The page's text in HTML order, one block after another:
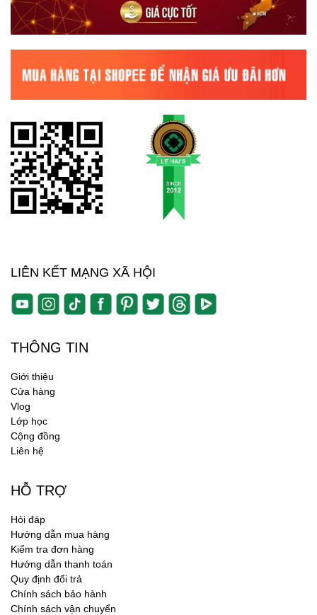
LIÊN KẾT MẠNG XÃ HỘI
THÔNG TIN
Giới thiệu
Cửa hàng
Vlog
Lớp học
Cộng đồng
Liên hệ
HỖ TRỢ
Hỏi đáp
Hướng dẫn mua hàng
Kiểm tra đơn hàng
Hướng dẫn thanh toán
Quy định đổi trả
Chính sách bảo hành
Chính sách vận chuyển